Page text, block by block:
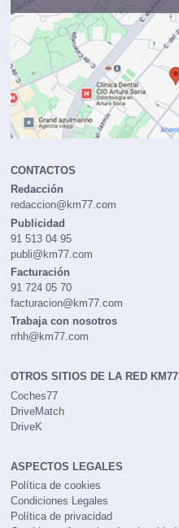
Publicidad:
CONTACTOS
Redacción
redaccion@km77.com
Publicidad
91 513 04 95
publi@km77.com
Facturación
91 724 05 70
facturacion@km77.com
Trabaja con nosotros
OTROS SITIOS DE LA RED KM77
Coches77
DriveMatch
ASPECTOS LEGALES
Política de cookies
Condiciones Legales